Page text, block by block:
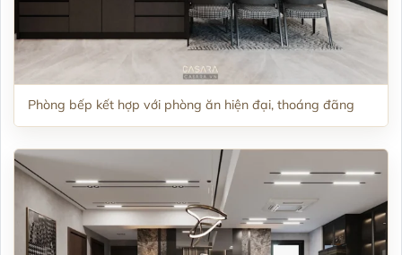
Phòng bếp kết hợp với phòng ăn hiện đại, thoáng đãng